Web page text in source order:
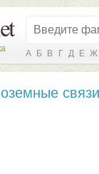
А Б В Г Д Е Ж